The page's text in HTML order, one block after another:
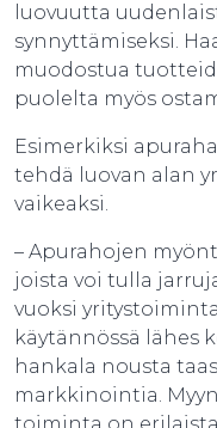
luovuutta
synnyttämiseksi.
muodostua
puolelta myös
Esimerkiksi
tehdä luovan alan
vaikeaksi.
– Apurahojen
joista voi tulla
vuoksi
käytännössä lähes
hankala nousta
markkinointia.